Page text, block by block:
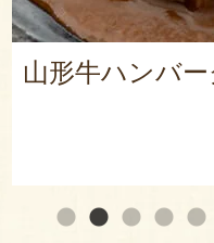
山形県産 庄内柿